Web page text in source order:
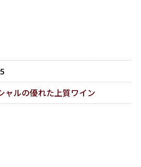
ャルの優れた上質ワイン